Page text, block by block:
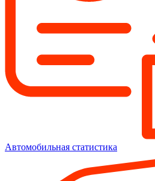
Автомобильная статистика